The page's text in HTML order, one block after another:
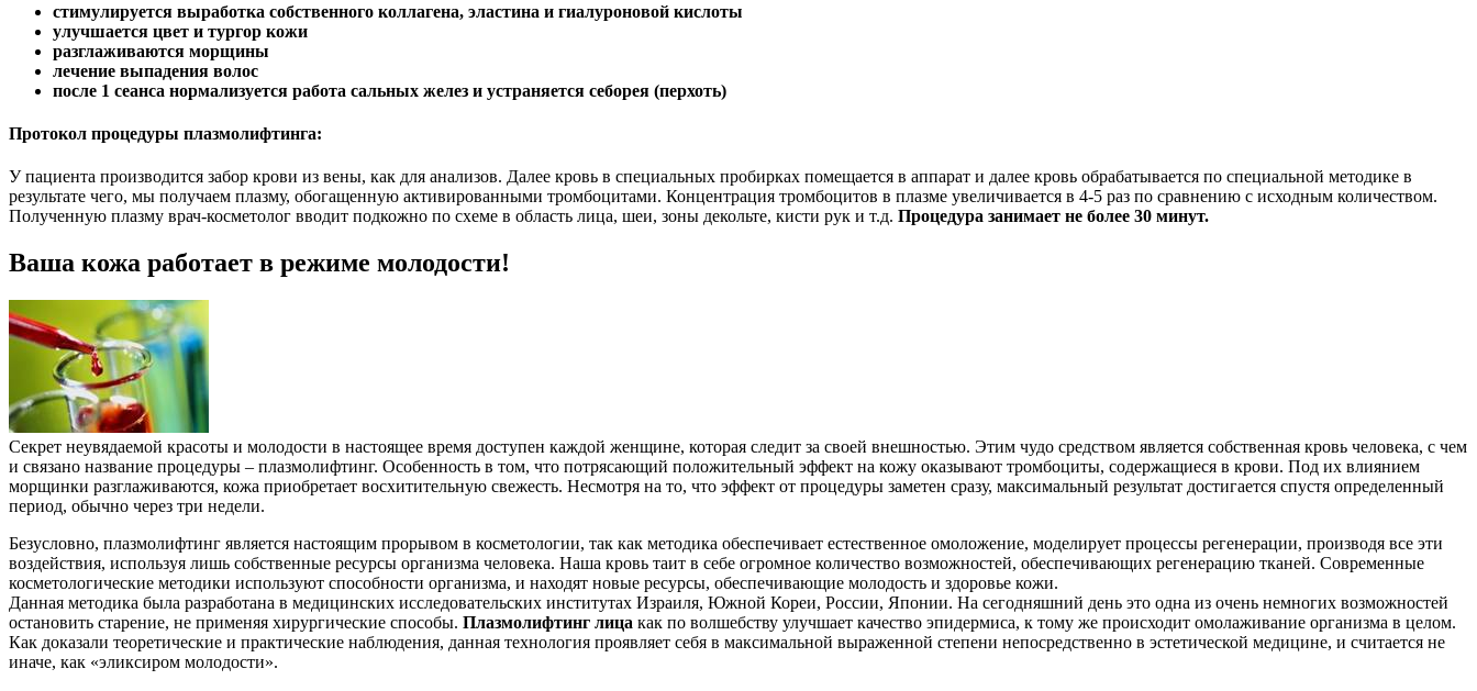
стимулируется выработка собственного коллагена, эластина и гиалуроновой кислоты
улучшается цвет и тургор кожи
разглаживаются морщины
лечение выпадения волос
после 1 сеанса нормализуется работа сальных желез и устраняется себорея (перхоть)
Протокол процедуры плазмолифтинга:
У пациента производится забор крови из вены, как для анализов. Далее кровь в специальных пробирках помещается в аппарат и далее кровь обрабатывается по специальной методике в
результате чего, мы получаем плазму, обогащенную активированными тромбоцитами. Концентрация тромбоцитов в плазме увеличивается в 4-5 раз по сравнению с исходным количеством.
Полученную плазму врач-косметолог вводит подкожно по схеме в область лица, шеи, зоны декольте, кисти рук и т.д. Процедура занимает не более 30 минут.
Ваша кожа работает в режиме молодости!
Секрет неувядаемой красоты и молодости в настоящее время доступен каждой женщине, которая следит за своей внешностью. Этим чудо средством является собственная кровь человека, с чем
и связано название процедуры – плазмолифтинг. Особенность в том, что потрясающий положительный эффект на кожу оказывают тромбоциты, содержащиеся в крови. Под их влиянием
морщинки разглаживаются, кожа приобретает восхитительную свежесть. Несмотря на то, что эффект от процедуры заметен сразу, максимальный результат достигается спустя определенный
период, обычно через три недели.
Безусловно, плазмолифтинг является настоящим прорывом в косметологии, так как методика обеспечивает естественное омоложение, моделирует процессы регенерации, производя все эти
воздействия, используя лишь собственные ресурсы организма человека. Наша кровь таит в себе огромное количество возможностей, обеспечивающих регенерацию тканей. Современные
косметологические методики используют способности организма, и находят новые ресурсы, обеспечивающие молодость и здоровье кожи.
Данная методика была разработана в медицинских исследовательских институтах Израиля, Южной Кореи, России, Японии. На сегодняшний день это одна из очень немногих возможностей
остановить старение, не применяя хирургические способы. Плазмолифтинг лица как по волшебству улучшает качество эпидермиса, к тому же происходит омолаживание организма в целом.
Как доказали теоретические и практические наблюдения, данная технология проявляет себя в максимальной выраженной степени непосредственно в эстетической медицине, и считается не
иначе, как «эликсиром молодости».